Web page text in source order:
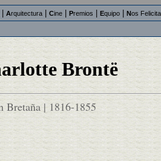
Arquitectura Cine Premios Equipo Nos
Brontë
| 1816-1855